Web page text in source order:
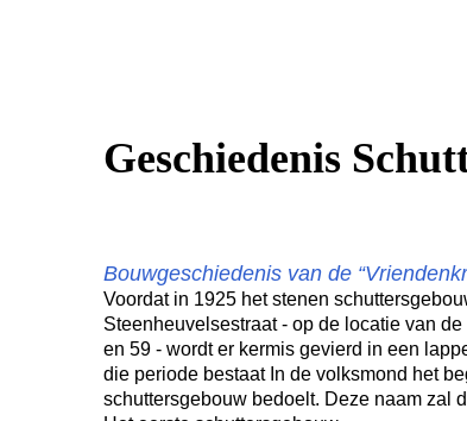
Geschiedenis
Bouwgeschiedenis van de
Voordat in 1925 het stenen
Steenheuvelsestraat - op de locatie van
en 59 - wordt er kermis gevierd in een
die periode bestaat In de volksmond het
schuttersgebouw bedoelt. Deze naam zal